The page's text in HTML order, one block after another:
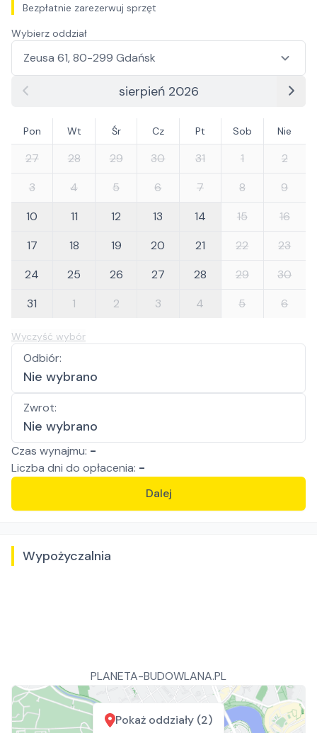
Bezpłatnie zarezerwuj sprzęt
Wybierz oddział
sierpień 2026
Pon Wt Śr Cz Pt Sob Nie
27 28 29 30 31 1
2
3
4 5 6 7 8
9
10
11 12 13 14 15
16
17
18 19 20 21 22
23
24
25 26 27 28 29
30
31
1 2 3 4 5 6
Wyczyść wybór
Odbiór:
Nie wybrano
Zwrot:
Nie wybrano
Czas wynajmu: -
Liczba dni do opłacenia: -
Dalej
Wypożyczalnia
PLANETA-BUDOWLANA.PL
Pokaż oddziały (2)